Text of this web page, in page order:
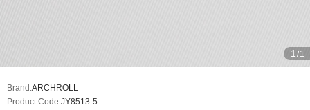
1 /1
Brand:ARCHROLL
Product Code:JY8513-5